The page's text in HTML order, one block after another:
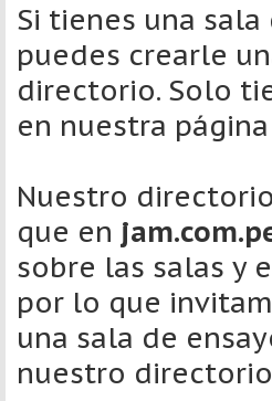
Si tienes una
puedes crearle
directorio. Solo
en nuestra
Nuestro
que en
sobre las salas y
por lo que
una sala de
nuestro directorio